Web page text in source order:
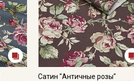
Сатин "Античные розы"